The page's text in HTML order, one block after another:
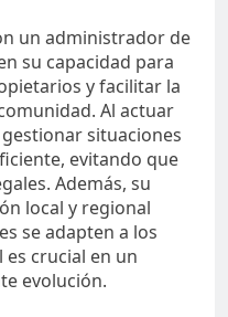
un administrador de
su capacidad para
y facilitar la
Al actuar
situaciones
evitando que
Además, su
local y regional
se adapten a los
crucial en un
evolución.